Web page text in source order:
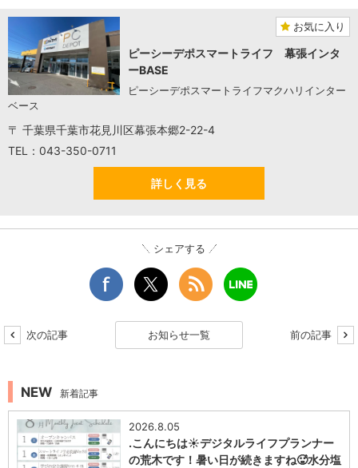
お気に入り
ピーシーデポスマートライフ 幕張インタ
ーBASE
ピーシーデポスマートライフマクハリインター
ベース
〒 千葉県千葉市花見川区幕張本郷2-22-4
TEL：043-350-0711
詳しく見る
シェアする
次の記事 お知らせ一覧 前の記事
NEW 新着記事
2026.8.05
.こんにちは☀️デジタルライフプランナー
の荒木です！暑い日が続きますね🥵水分塩